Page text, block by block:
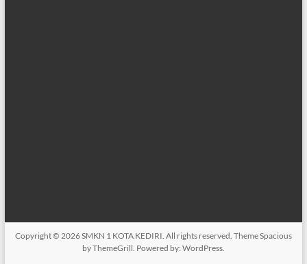
Copyright © 2026SMKN 1 KOTA KEDIRI. All rights reserved. ThemeSpacious
by ThemeGrill. Powered by: WordPress.